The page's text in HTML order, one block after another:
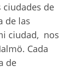
ciudades de
de las
ciudad, nos
Cada
de